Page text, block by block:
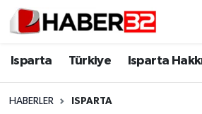
Isparta Türkiye Isparta
HABERLER ISPARTA
Isparta
Isparta Nöbetçi Eczaneler